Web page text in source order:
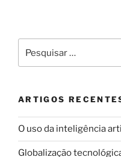
por:
ARTIGOS
O uso da inteligência
Globalização